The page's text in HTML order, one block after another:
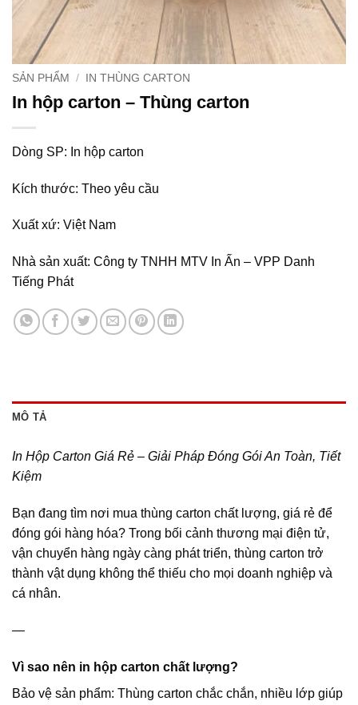
SẢN PHẨM / IN THÙNG CARTON
In hộp carton – Thùng carton
Dòng SP: In hộp carton
Kích thước: Theo yêu cầu
Xuất xứ: Việt Nam
Nhà sản xuất: Công ty TNHH MTV In Ấn – VPP Danh
Tiếng Phát
MÔ TẢ
In Hộp Carton Giá Rẻ – Giải Pháp Đóng Gói An Toàn, Tiết
Kiệm
Bạn đang tìm nơi mua thùng carton chất lượng, giá rẻ để
đóng gói hàng hóa? Trong bối cảnh thương mại điện tử,
vận chuyển hàng ngày càng phát triển, thùng carton trở
thành vật dụng không thể thiếu cho mọi doanh nghiệp và
cá nhân.
—
Vì sao nên in hộp carton chất lượng?
Bảo vệ sản phẩm: Thùng carton chắc chắn, nhiều lớp giúp